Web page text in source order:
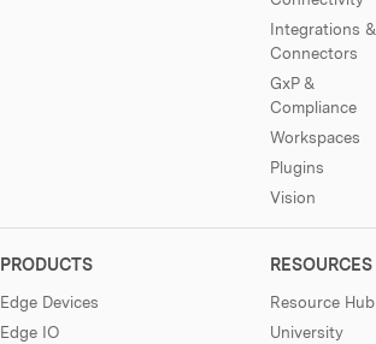
Integrations &
Connectors
GxP &
Compliance
Workspaces
Plugins
Vision
PRODUCTS
Edge Devices
Edge IO
RESOURCES
Resource Hub
University